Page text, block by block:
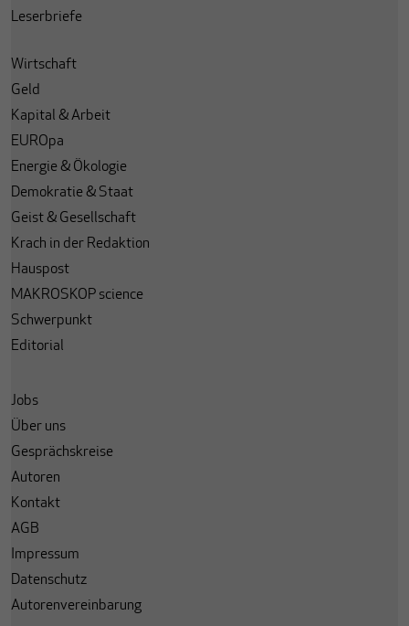
Leserbriefe
Wirtschaft
Geld
Kapital & Arbeit
EUROpa
Energie & Ökologie
Demokratie & Staat
Geist & Gesellschaft
Krach in der Redaktion
Hauspost
MAKROSKOP science
Schwerpunkt
Editorial
Jobs
Über uns
Gesprächskreise
Autoren
Kontakt
AGB
Impressum
Datenschutz
Autorenvereinbarung